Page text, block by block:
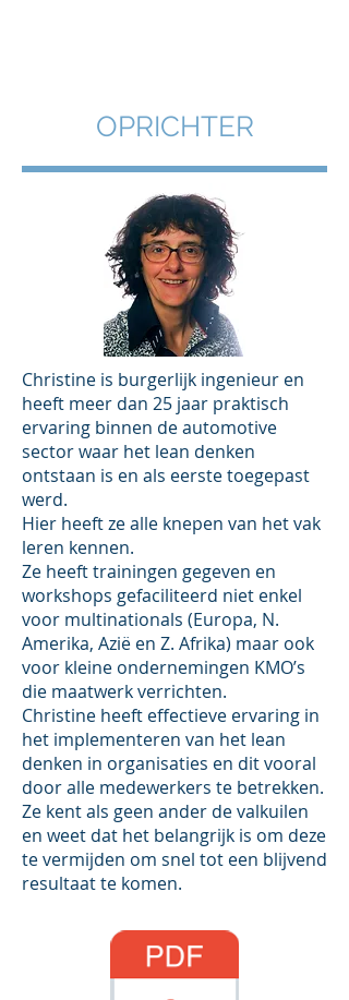
OPRICHTER
Christine is burgerlijk ingenieur en
heeft meer dan 25 jaar praktisch
ervaring binnen de automotive
sector waar het lean denken
ontstaan is en als eerste toegepast
werd.
Hier heeft ze alle knepen van het vak
leren kennen.
Ze heeft trainingen gegeven en
workshops gefaciliteerd niet enkel
voor multinationals (Europa, N.
Amerika, Azië en Z. Afrika) maar ook
voor kleine ondernemingen KMO’s
die maatwerk verrichten.
Christine heeft effectieve ervaring in
het implementeren van het lean
denken in organisaties en dit vooral
door alle medewerkers te betrekken.
Ze kent als geen ander de valkuilen
en weet dat het belangrijk is om deze
te vermijden om snel tot een blijvend
resultaat te komen.